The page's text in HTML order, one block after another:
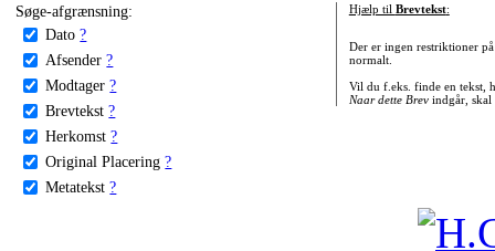
Søge-afgrænsning:
Dato ?
Afsender ?
Modtager ?
Brevtekst ?
Herkomst ?
Original Placering ?
Metatekst ?
Hjælp til Brevtekst:
Der er ingen restriktioner
normalt.
Vil du f.eks. finde en tekst,
Naar dette Brevindgår, skal